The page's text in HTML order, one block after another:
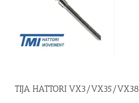
TIJA HATTORI VX3/VX35/VX38